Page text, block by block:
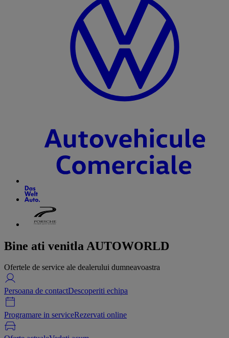
Bine ati venitla AUTOWORLD
Ofertele de service ale dealerului dumneavoastra
Persoana de contactDescoperiti echipa
Programare in serviceRezervati online